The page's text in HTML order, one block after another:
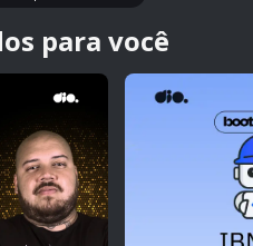
para você